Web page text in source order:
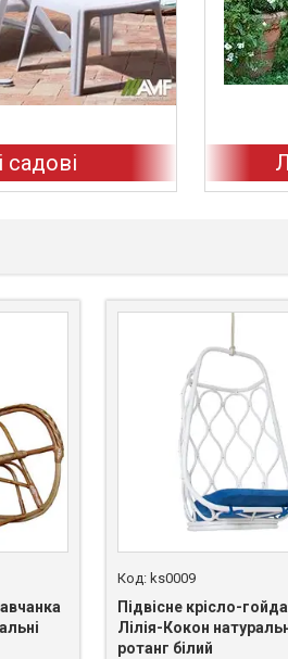
ks0009
Підвісне крісло-
Лілія-Кокон
ротанг білий